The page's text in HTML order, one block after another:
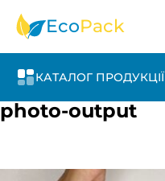
часом
EcoPack
КАТАЛОГ ПРОДУКЦІЇ
photo-output